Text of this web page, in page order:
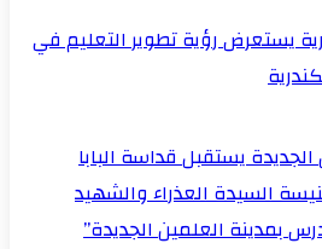
يستعرض رؤية تطوير التعليم في
يستقبل قداسة البابا
السيدة العذراء والشهيد
بمدينة العلمين الجديدة”